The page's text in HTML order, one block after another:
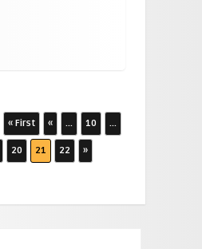
« First « ... 10 ...
20 21 22 »